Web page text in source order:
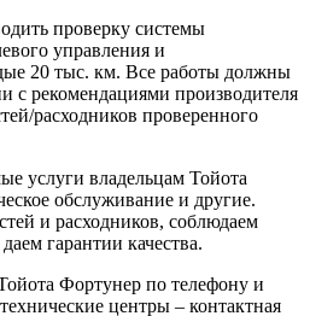
проверку системы
управления и
20 тыс. км. Все работы должны
с рекомендациями производителя
расходников проверенного
услуги владельцам Тойота
обслуживание и другие.
и расходников, соблюдаем
гарантии качества.
Фортунер по телефону и
центры – контактная